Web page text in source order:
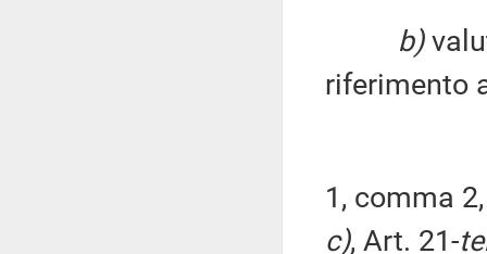
b)
riferimento
1, comma
c), Art. 21-